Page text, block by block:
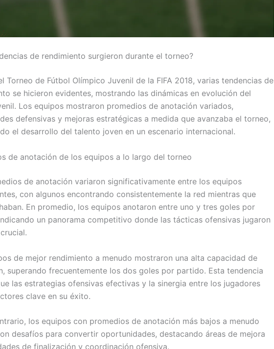
de rendimiento surgieron durante el torneo?
Torneo de Fútbol Olímpico Juvenil de la FIFA 2018, varias tendencias de
se hicieron evidentes, mostrando las dinámicas en evolución del
Los equipos mostraron promedios de anotación variados,
defensivas y mejoras estratégicas a medida que avanzaba el torneo,
el desarrollo del talento joven en un escenario internacional.
de anotación de los equipos a lo largo del torneo
de anotación variaron significativamente entre los equipos
con algunos encontrando consistentemente la red mientras que
En promedio, los equipos anotaron entre uno y tres goles por
un panorama competitivo donde las tácticas ofensivas jugaron
de mejor rendimiento a menudo mostraron una alta capacidad de
superando frecuentemente los dos goles por partido. Esta tendencia
las estrategias ofensivas efectivas y la sinergia entre los jugadores
clave en su éxito.
los equipos con promedios de anotación más bajos a menudo
desafíos para convertir oportunidades, destacando áreas de mejora
de finalización y coordinación ofensiva.